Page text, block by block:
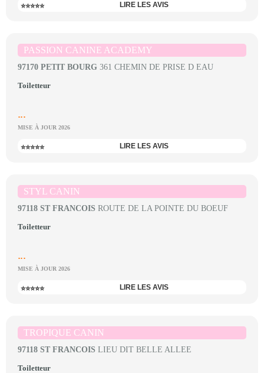
⭐⭐⭐⭐⭐ LIRE LES AVIS
PASSION CANINE ACADEMY
97170 PETIT BOURG 361 CHEMIN DE PRISE D EAU
Toiletteur
...
MISE À JOUR 2026
⭐⭐⭐⭐⭐ LIRE LES AVIS
STYL CANIN
97118 ST FRANCOIS ROUTE DE LA POINTE DU BOEUF
Toiletteur
...
MISE À JOUR 2026
⭐⭐⭐⭐⭐ LIRE LES AVIS
TROPIQUE CANIN
97118 ST FRANCOIS LIEU DIT BELLE ALLEE
Toiletteur